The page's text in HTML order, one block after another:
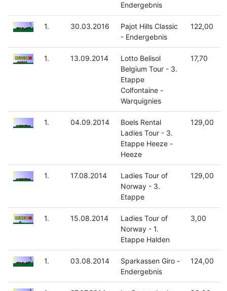
Endergebnis
1. 30.03.2016
Pajot Hills Classic
- Endergebnis
122,00
1. 13.09.2014
Lotto Belisol
Belgium Tour - 3.
Etappe
Colfontaine -
Warquignies
17,70
1. 04.09.2014
Boels Rental
Ladies Tour - 3.
Etappe Heeze -
Heeze
129,00
1. 17.08.2014
Ladies Tour of
Norway - 3.
Etappe
129,00
1. 15.08.2014
Ladies Tour of
Norway - 1.
Etappe Halden
3,00
1. 03.08.2014
Sparkassen Giro -
Endergebnis
124,00